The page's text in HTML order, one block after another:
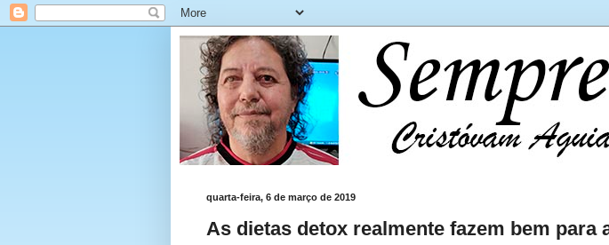
quarta-feira, 6 de março de 2019
As dietas detox realmente fazem bem para